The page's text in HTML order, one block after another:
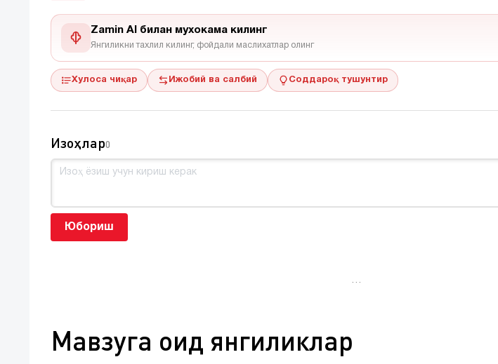
Zamin AI билан мухокама килинг
Янгиликни тахлил килинг, фойдали маслихатлар олинг
Хулоса чиқар Ижобий ва салбий Соддароқ тушунтир
Изоҳлар0
Юбориш
…
Мавзуга оид янгиликлар